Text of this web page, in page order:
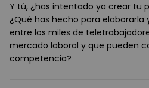
Y tú, ¿has intentado ya crear tu
¿Qué has hecho para
entre los miles de
mercado laboral y que pueden
competencia?